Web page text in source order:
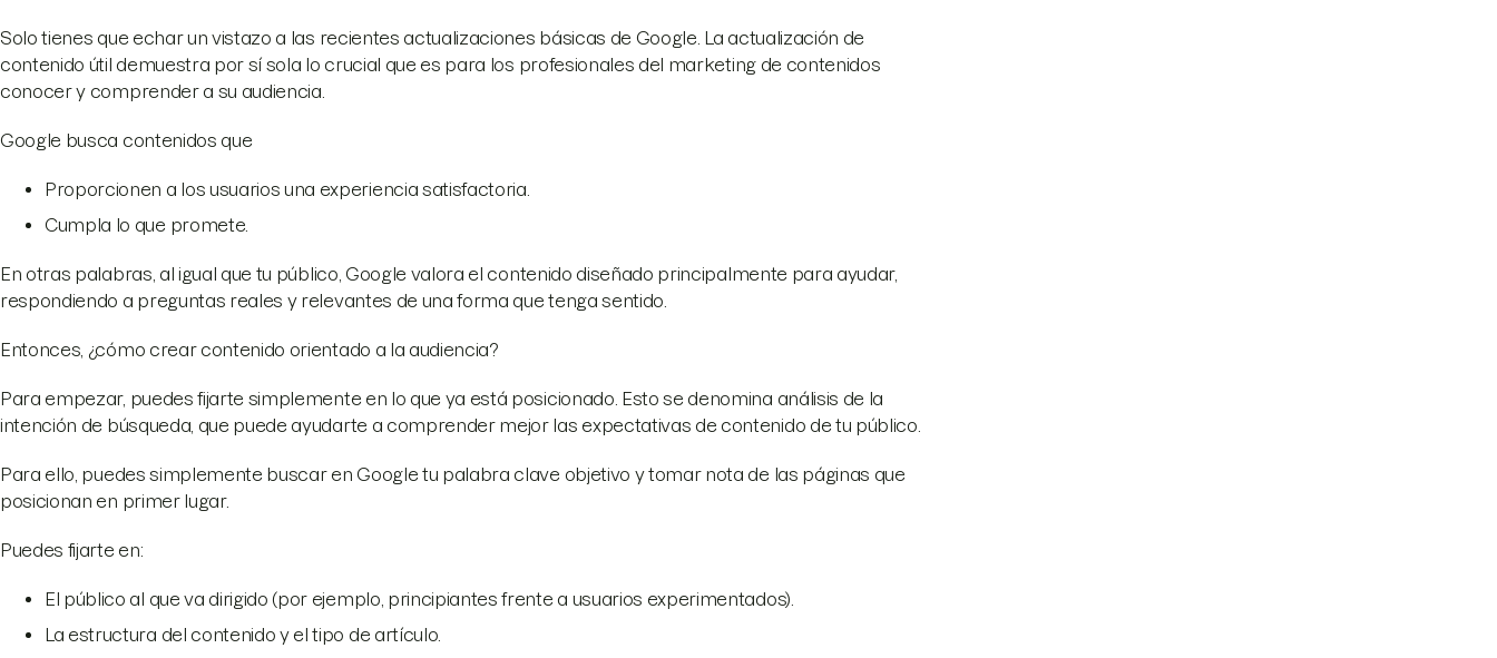
Solo tienes que echar un vistazo a las recientes actualizaciones básicas de Google. La actualización de
contenido útil demuestra por sí sola lo crucial que es para los profesionales del marketing de contenidos
conocer y comprender a su audiencia.
Google busca contenidos que
Proporcionen a los usuarios una experiencia satisfactoria.
Cumpla lo que promete.
En otras palabras, al igual que tu público, Google valora el contenido diseñado principalmente para ayudar,
respondiendo a preguntas reales y relevantes de una forma que tenga sentido.
Entonces, ¿cómo crear contenido orientado a la audiencia?
Para empezar, puedes fijarte simplemente en lo que ya está posicionado. Esto se denomina análisis de la
intención de búsqueda, que puede ayudarte a comprender mejor las expectativas de contenido de tu público.
Para ello, puedes simplemente buscar en Google tu palabra clave objetivo y tomar nota de las páginas que
posicionan en primer lugar.
Puedes fijarte en:
El público al que va dirigido (por ejemplo, principiantes frente a usuarios experimentados).
La estructura del contenido y el tipo de artículo.